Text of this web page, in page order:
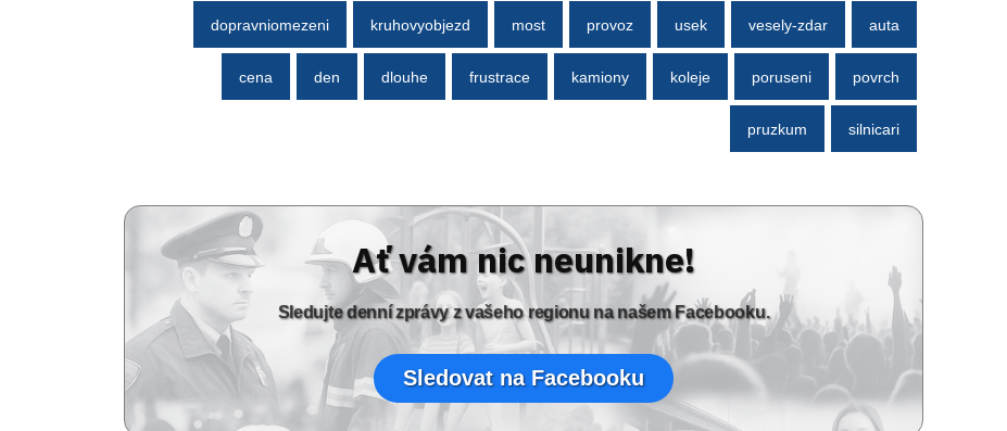
dopravniomezeni kruhovyobjezd most provoz usek vesely-zdar auta
cena den dlouhe frustrace kamiony koleje poruseni povrch
pruzkum silnicari
Ať vám nic neunikne!
Sledujte denní zprávy z vašeho regionu na našem Facebooku.
Sledovat na Facebooku